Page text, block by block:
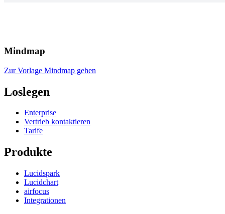
Mindmap
Zur Vorlage Mindmap gehen
Loslegen
Enterprise
Vertrieb kontaktieren
Tarife
Produkte
Lucidspark
Lucidchart
airfocus
Integrationen